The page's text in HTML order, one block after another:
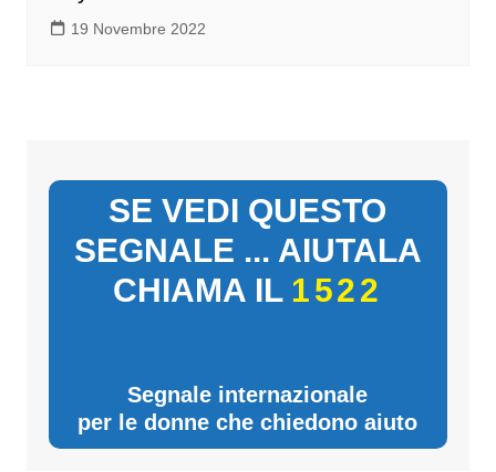
19 Novembre 2022
SE VEDI QUESTO
SEGNALE ... AIUTALA
CHIAMA IL 1522
Segnale internazionale
per le donne che chiedono aiuto